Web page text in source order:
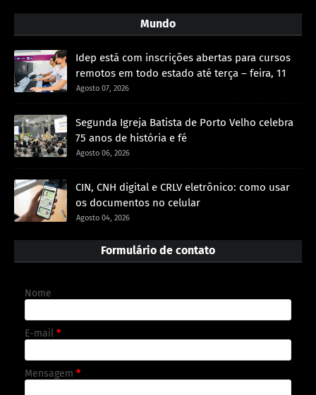
Mundo
Idep está com inscrições abertas para cursos
remotos em todo estado até terça – feira, 11
Agosto 07, 2026
Segunda Igreja Batista de Porto Velho celebra
75 anos de história e fé
Agosto 06, 2026
CIN, CNH digital e CRLV eletrônico: como usar
os documentos no celular
Agosto 04, 2026
Formulário de contato
Nome
E-mail *
Mensagem *